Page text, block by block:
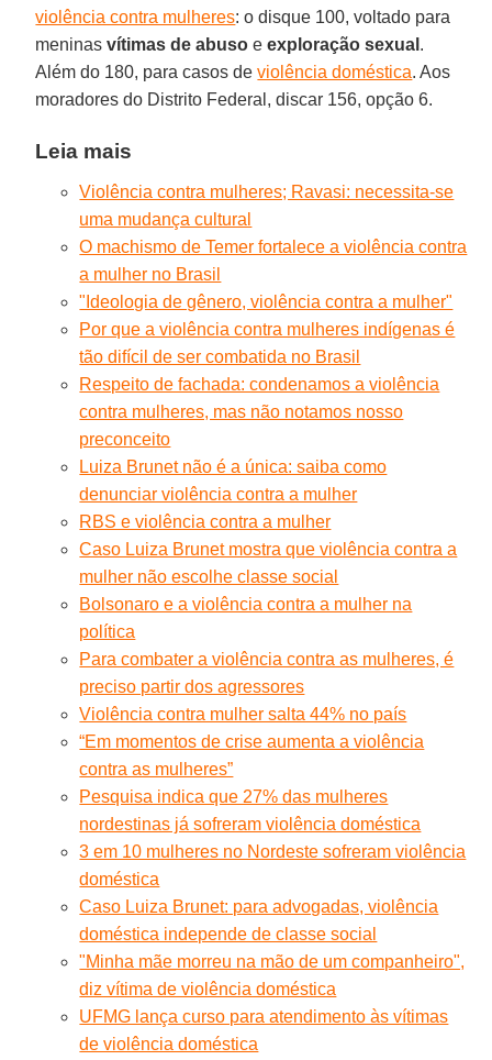
violência contra mulheres: o disque 100, voltado para
meninasvítimas de abuso eexploração sexual .
Além do 180, para casos deviolência doméstica. Aos
moradores do Distrito Federal, discar 156, opção 6.
Leia mais
Violência contra mulheres; Ravasi: necessita-se
uma mudança cultural
O machismo de Temer fortalece a violência contra
a mulher no Brasil
"Ideologia de gênero, violência contra a mulher"
Por que a violência contra mulheres indígenas é
tão difícil de ser combatida no Brasil
Respeito de fachada: condenamos a violência
contra mulheres, mas não notamos nosso
preconceito
Luiza Brunet não é a única: saiba como
denunciar violência contra a mulher
RBS e violência contra a mulher
Caso Luiza Brunet mostra que violência contra a
mulher não escolhe classe social
Bolsonaro e a violência contra a mulher na
política
Para combater a violência contra as mulheres, é
preciso partir dos agressores
Violência contra mulher salta 44% no país
“Em momentos de crise aumenta a violência
contra as mulheres”
Pesquisa indica que 27% das mulheres
nordestinas já sofreram violência doméstica
3 em 10 mulheres no Nordeste sofreram violência
doméstica
Caso Luiza Brunet: para advogadas, violência
doméstica independe de classe social
"Minha mãe morreu na mão de um companheiro",
diz vítima de violência doméstica
UFMG lança curso para atendimento às vítimas
de violência doméstica